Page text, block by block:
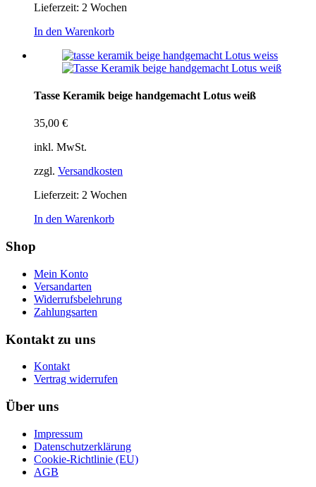
Lieferzeit: 2 Wochen
In den Warenkorb
Tasse Keramik beige handgemacht Lotus weiß
35,00 €
inkl. MwSt.
zzgl. Versandkosten
Lieferzeit: 2 Wochen
In den Warenkorb
Shop
Mein Konto
Versandarten
Widerrufsbelehrung
Zahlungsarten
Kontakt zu uns
Kontakt
Vertrag widerrufen
Über uns
Impressum
Datenschutzerklärung
Cookie-Richtlinie (EU)
AGB